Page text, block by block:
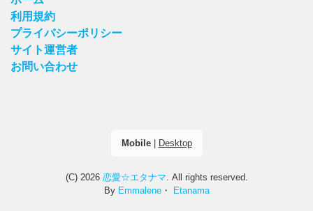
利用規約
プライバシーポリシー
サイト運営者
お問い合わせ
Mobile| Desktop
(C) 2026 恋愛☆エタナマ. All rights reserved.
By Emmalene・ Etanama